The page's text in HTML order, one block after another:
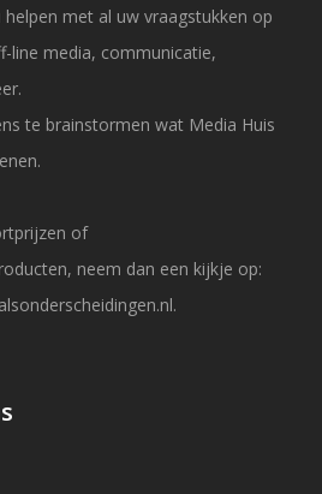
helpen met al uw vraagstukken op
line media, communicatie,
te brainstormen wat Media Huis
of
neem dan een kijkje op:
.